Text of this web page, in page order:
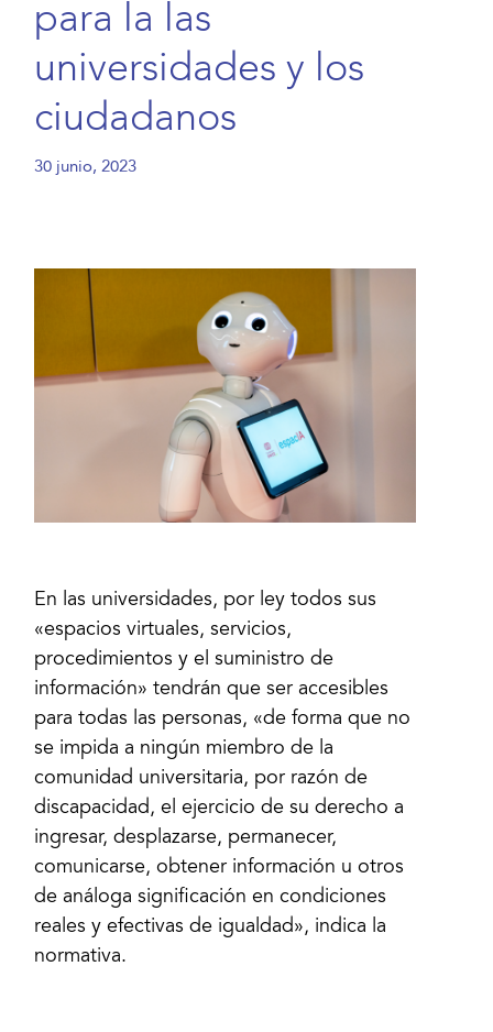
para la las
universidades y los
ciudadanos
30 junio, 2023
En las universidades, por ley todos sus
«espacios virtuales, servicios,
procedimientos y el suministro de
información» tendrán que ser accesibles
para todas las personas, «de forma que no
se impida a ningún miembro de la
comunidad universitaria, por razón de
discapacidad, el ejercicio de su derecho a
ingresar, desplazarse, permanecer,
comunicarse, obtener información u otros
de análoga significación en condiciones
reales y efectivas de igualdad», indica la
normativa.